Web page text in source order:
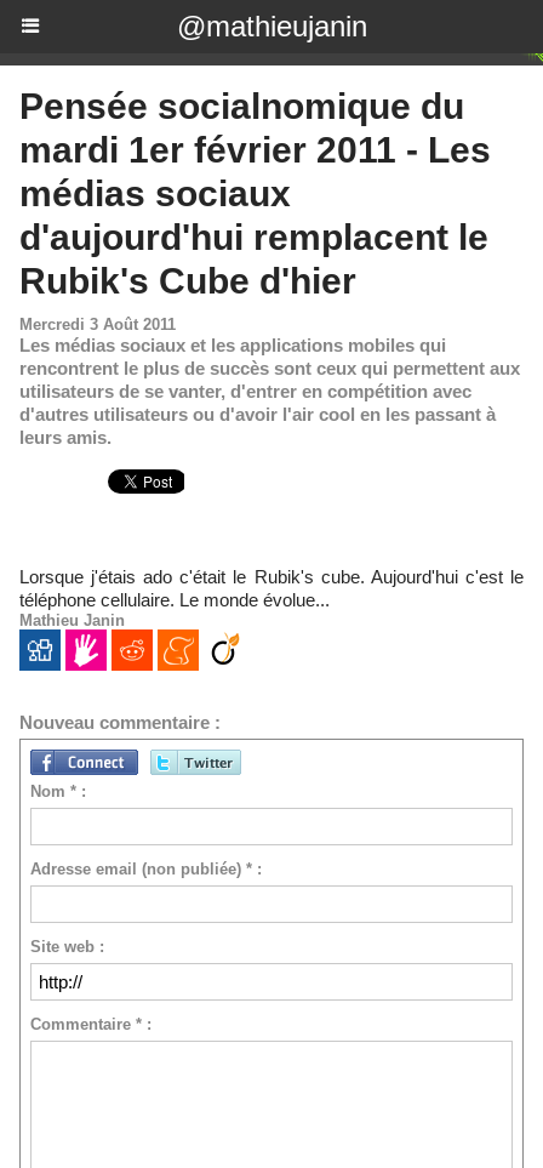
@mathieujanin
Pensée socialnomique du
mardi 1er février 2011 - Les
médias sociaux
d'aujourd'hui remplacent le
Rubik's Cube d'hier
Mercredi 3 Août 2011
Les médias sociaux et les applications mobiles qui
rencontrent le plus de succès sont ceux qui permettent aux
utilisateurs de se vanter, d'entrer en compétition avec
d'autres utilisateurs ou d'avoir l'air cool en les passant à
leurs amis.
Lorsque j'étais ado c'était le Rubik's cube. Aujourd'hui c'est le
téléphone cellulaire. Le monde évolue...
Mathieu Janin
Nouveau commentaire :
Nom * :
Adresse email (non publiée) * :
Site web :
Commentaire * :